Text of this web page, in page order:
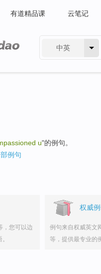
有道精品课 云笔记
中英
u"的例句。
例句
，您可以边
权威
例句来自权威英文
等，提供最专业的